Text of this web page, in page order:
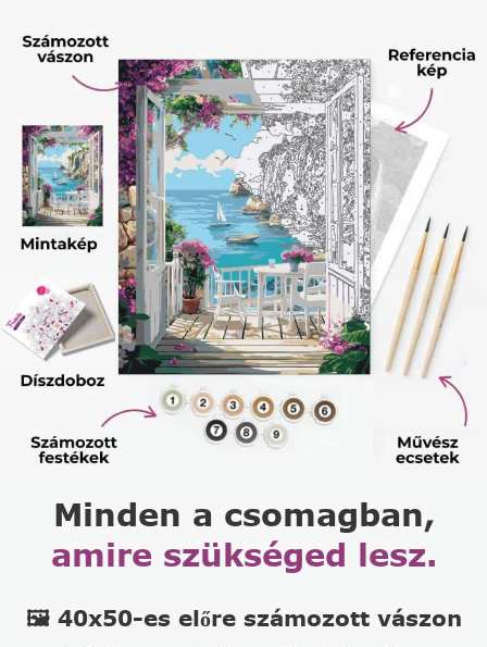
Minden a csomagban,
amire szükséged lesz.
🖼️ 40x50-es előre számozott vászon